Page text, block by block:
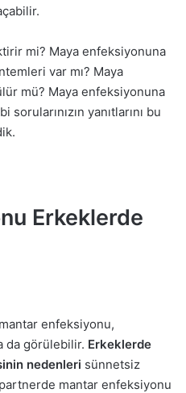
mi? Maya enfeksiyonuna
var mı? Maya
mü? Maya enfeksiyonuna
yanıtlarını bu
Erkeklerde
enfeksiyonu,
da görülebilir. Erkeklerde
nedenleri sünnetsiz
mantar enfeksiyonu